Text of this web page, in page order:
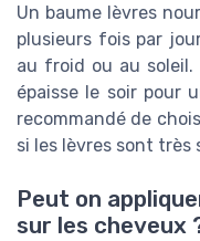
Un baume lèvres
plusieurs fois par
au froid ou au
épaisse le soir pour
recommandé de
si les lèvres sont très
Peut on
sur les cheveux